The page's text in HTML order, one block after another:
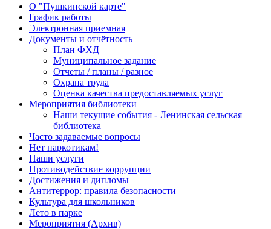
О "Пушкинской карте"
График работы
Электронная приемная
Документы и отчётность
План ФХД
Муниципальное задание
Отчеты / планы / разное
Охрана труда
Оценка качества предоставляемых услуг
Мероприятия библиотеки
Наши текущие события - Ленинская сельская
библиотека
Часто задаваемые вопросы
Нет наркотикам!
Наши услуги
Противодействие коррупции
Достижения и дипломы
Антитеррор: правила безопасности
Культура для школьников
Лето в парке
Мероприятия (Архив)